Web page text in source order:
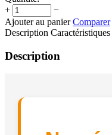
+
−
Ajouter au panier Comparer
Description Caractéristiques
Description